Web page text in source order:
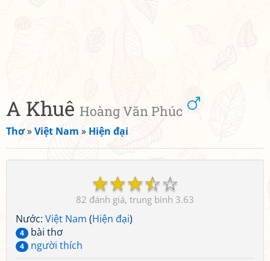
A Khuê Hoàng Văn Phúc
Thơ»Việt Nam » Hiện đại
☆
☆
☆
☆
☆
82 3.63
Nước: Việt Nam (Hiện đại)
4 bài thơ
4
người thích